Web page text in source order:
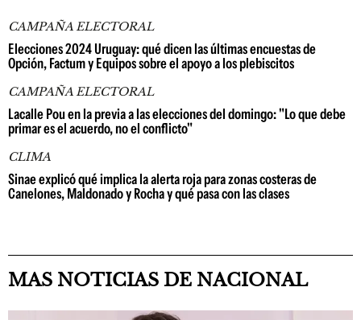
CAMPAÑA ELECTORAL
Elecciones 2024 Uruguay: qué dicen las últimas encuestas de
Opción, Factum y Equipos sobre el apoyo a los plebiscitos
CAMPAÑA ELECTORAL
Lacalle Pou en la previa a las elecciones del domingo: "Lo que debe
primar es el acuerdo, no el conflicto"
CLIMA
Sinae explicó qué implica la alerta roja para zonas costeras de
Canelones, Maldonado y Rocha y qué pasa con las clases
MAS NOTICIAS DE NACIONAL